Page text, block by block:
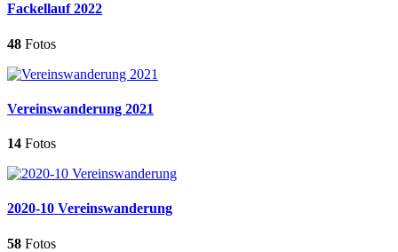
Fackellauf 2022
48 Fotos
Vereinswanderung 2021
14 Fotos
2020-10 Vereinswanderung
58 Fotos